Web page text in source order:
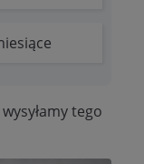
tego